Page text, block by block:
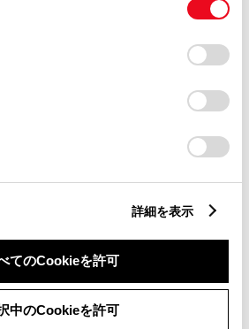
クッキー)が保存されることに同
。Cookie(クッキー)のオプトアウト、
回したりするにあたっては、当社の
報の取り扱いについて
」をご覧くだ
詳細を表示
てのCookieを許可
中のCookieを許可